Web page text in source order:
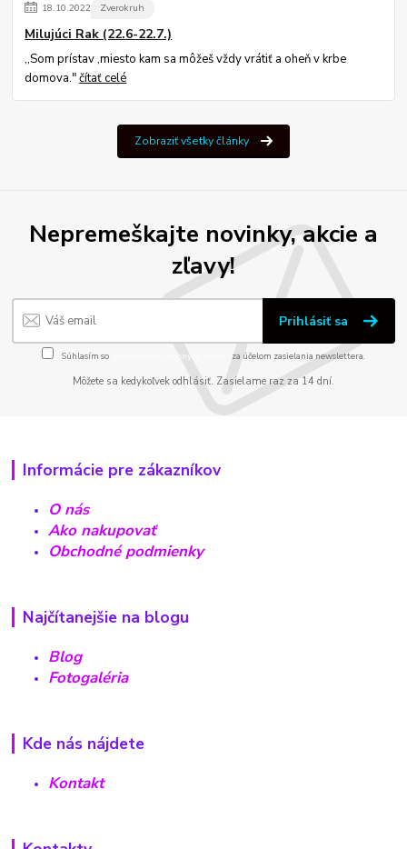
18.10.2022 Zverokruh
Milujúci Rak (22.6-22.7.)
,,Som prístav ,miesto kam sa môžeš vždy vrátiť a oheň v krbe
domova."čítať celé
Zobraziť všetky články
Nepremeškajte novinky, akcie a
zľavy!
Prihlásiť sa
Súhlasím so spracovaním osobných údajov za účelom zasielania newslettera.
Môžete sa kedykoľvek odhlásiť. Zasielame raz za 14 dní.
Informácie pre zákazníkov
O nás
Ako nakupovať
Obchodné podmienky
Najčítanejšie na blogu
Blog
Fotogaléria
Kde nás nájdete
Kontakt